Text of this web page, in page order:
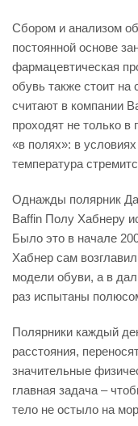
Сбором и анализом
постоянной основе
фармацевтическая
обувь также стоит на
считают в компании
проходят не только в
«в полях»: в
температура
Однажды полярник
Baffin Полу Хабнеру
Было это в начале
Хабнер сам
модели обуви, а в
раз испытаны
Полярники каждый
расстояния,
значительные
главная задача –
тело не остыло на